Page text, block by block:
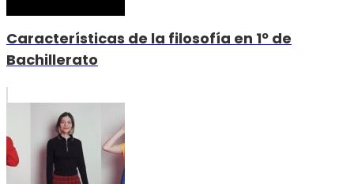
Características de la filosofía en 1º de
Bachillerato